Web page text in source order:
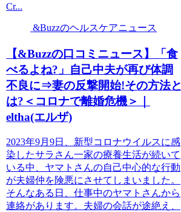
Cr...
&Buzzのヘルスケアニュース
【&Buzzの口コミニュース】「食
べるよね?」自己中夫が再び体調
不良に⇒妻の反撃開始!その方法と
は?＜コロナで離婚危機＞｜
eltha(エルザ)
2023年9月9日、新型コロナウイルスに感
染したサラさん一家の療養生活が続いて
いる中、ヤマトさんの自己中心的な行動
が夫婦仲を険悪にさせてしまいました。
そんなある日、仕事中のヤマトさんから
連絡があります。夫婦の会話が途絶え、